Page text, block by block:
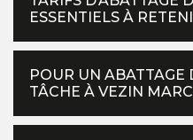
ESSENTIELS À
POUR UN ABATTAGE
TÂCHE À VEZIN MARC